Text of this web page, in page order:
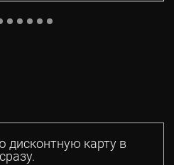
дисконтную карту в